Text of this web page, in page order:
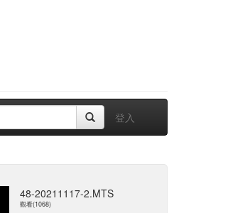
登入
48-20211117-2.MTS
觀看(1068)